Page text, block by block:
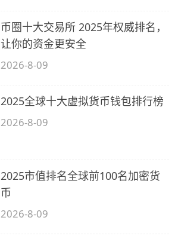
币圈十大交易所 2025年权威排名，
让你的资金更安全
2026-8-09
2025全球十大虚拟货币钱包排行榜
2026-8-09
2025市值排名全球前100名加密货
币
2026-8-09